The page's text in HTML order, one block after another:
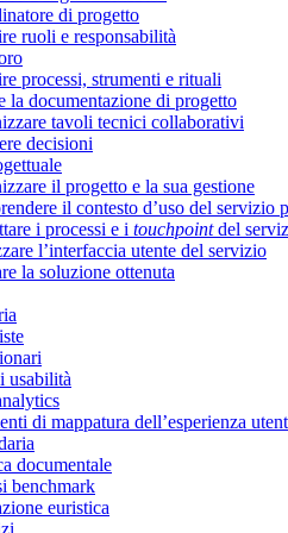
di progetto
ruoli e responsabilità
processi, strumenti e rituali
la documentazione di progetto
tavoli tecnici collaborativi
decisioni
il progetto e la sua gestione
il contesto d’uso del servizio
i processi e i touchpointdel
l’interfaccia utente del servizio
la soluzione ottenuta
usabilità
di mappatura dell’esperienza
documentale
benchmark
euristica